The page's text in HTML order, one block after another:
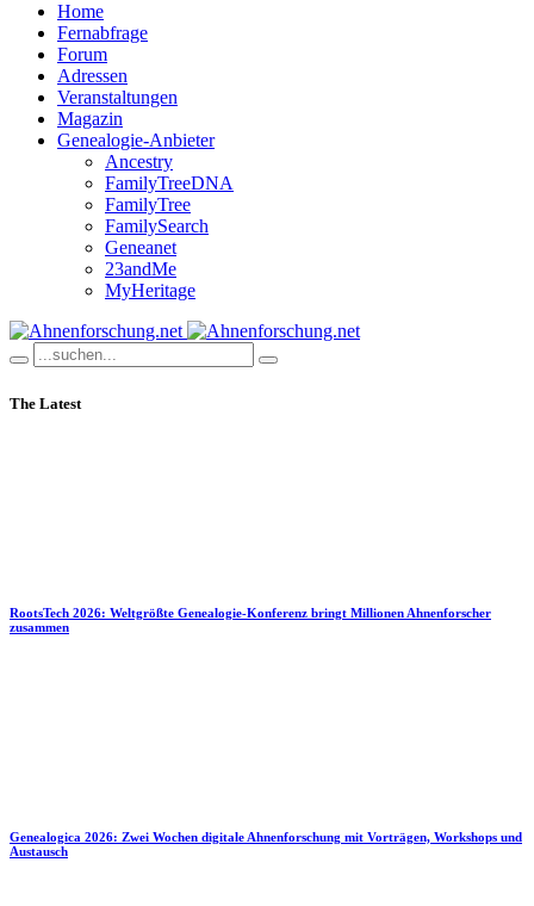
Home
Fernabfrage
Forum
Adressen
Veranstaltungen
Magazin
Genealogie-Anbieter
Ancestry
FamilyTreeDNA
FamilyTree
FamilySearch
Geneanet
23andMe
MyHeritage
The Latest
RootsTech 2026: Weltgrößte Genealogie-Konferenz bringt Millionen Ahnenforscher
zusammen
Genealogica 2026: Zwei Wochen digitale Ahnenforschung mit Vorträgen, Workshops und
Austausch